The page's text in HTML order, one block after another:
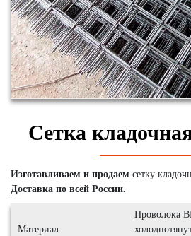
Сетка
Изготавливаем и продаем сетку
Доставка по всей России.
Материал
Проволока